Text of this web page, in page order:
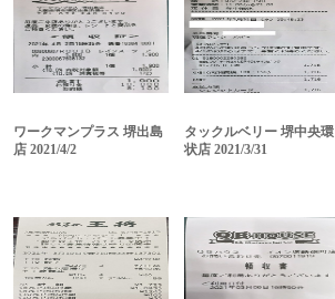
ワークマンプラス 堺出島
店 2021/4/2
タックルベリー 堺中央環
状店 2021/3/31